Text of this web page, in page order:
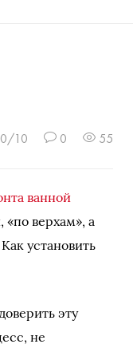
10 0 55
ванной
«по верхам», а
установить
эту
не